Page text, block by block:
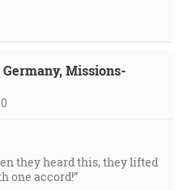
Germany, Missions-
they heard this, they lifted
one accord!”